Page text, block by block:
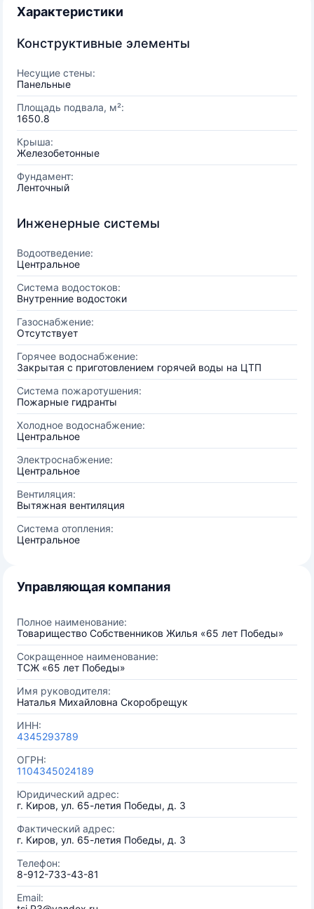
Характеристики
Конструктивные элементы
Несущие стены:
Панельные
Площадь подвала, м²:
1650.8
Крыша:
Железобетонные
Фундамент:
Ленточный
Инженерные системы
Водоотведение:
Центральное
Система водостоков:
Внутренние водостоки
Газоснабжение:
Отсутствует
Горячее водоснабжение:
Закрытая с приготовлением горячей воды на ЦТП
Система пожаротушения:
Пожарные гидранты
Холодное водоснабжение:
Центральное
Электроснабжение:
Центральное
Вентиляция:
Вытяжная вентиляция
Система отопления:
Центральное
Управляющая компания
Полное наименование:
Товарищество Собственников Жилья «65 лет Победы»
Сокращенное наименование:
ТСЖ «65 лет Победы»
Имя руководителя:
Наталья Михайловна Cкоробрещук
ИНН:
4345293789
ОГРН:
1104345024189
Юридический адрес:
г. Киров, ул. 65-летия Победы, д. 3
Фактический адрес:
г. Киров, ул. 65-летия Победы, д. 3
Телефон:
8-912-733-43-81
Email: